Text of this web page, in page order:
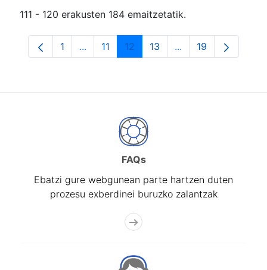
111 - 120 erakusten 184 emaitzetatik.
Orrialdea
1 ...Intermediate Pages Use TAB to navigate.
Orrialdea
11 Orrialdea
12 Orrialdea
13 ...Intermediate
Orrialdea
19
FAQs
Ebatzi gure webgunean parte hartzen duten
prozesu exberdinei buruzko zalantzak